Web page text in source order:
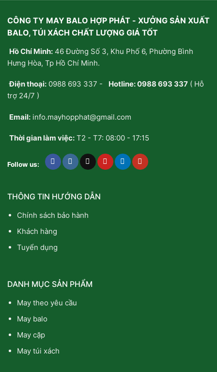
CÔNG TY MAY BALO HỢP PHÁT - XƯỞNG SẢN XUẤT
BALO, TÚI XÁCH CHẤT LƯỢNG GIÁ TỐT
Hồ Chí Minh: 46 Đường Số 3, Khu Phố 6, Phường Bình
Hưng Hòa, Tp Hồ Chí Minh.
Điện thoại: 0988 693 337 - Hotline:0988 693 337 ( Hỗ
trợ 24/7 )
Email: info.mayhopphat@gmail.com
Thời gian làm việc: T2 - T7: 08:00 - 17:15
Follow us:
THÔNG TIN HƯỚNG DẪN
Chính sách bảo hành
Khách hàng
Tuyển dụng
DANH MỤC SẢN PHẨM
May theo yêu cầu
May balo
May cặp
May túi xách